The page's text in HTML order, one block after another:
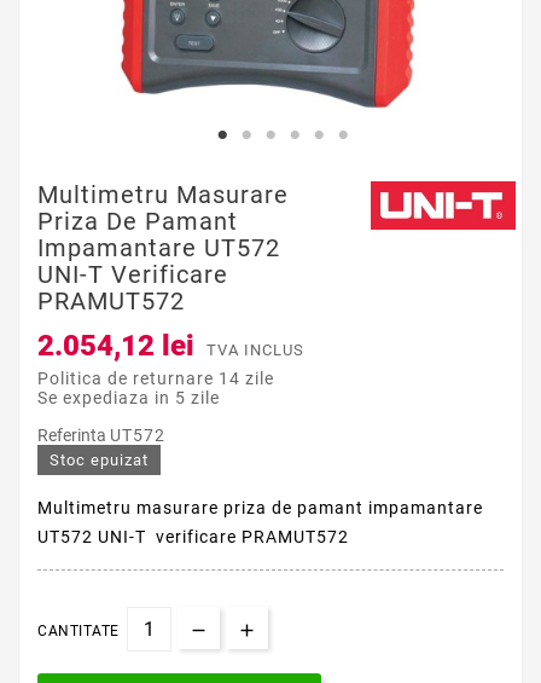
Multimetru Masurare
Priza De Pamant
Impamantare UT572
UNI-T Verificare
PRAMUT572
2.054,12 lei TVA INCLUS
Politica de returnare 14 zile
Se expediaza in 5 zile
Referinta UT572
Stoc epuizat
Multimetru masurare priza de pamant impamantare
UT572 UNI-T verificare PRAMUT572
CANTITATE